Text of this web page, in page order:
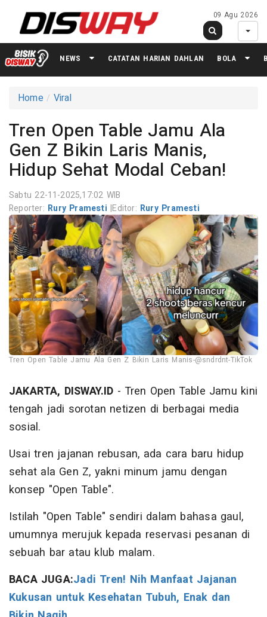
09 Agu 2026
NEWS CATATAN HARIAN DAHLAN BOLA
Home Viral
Tren Open Table Jamu Ala
Gen Z Bikin Laris Manis,
Hidup Sehat Modal Ceban!
Sabtu 22-11-2025,17:02 WIB
Reporter: Rury Pramesti|Editor: Rury Pramesti
Tren Open Table Jamu Ala Gen Z Bikin Laris Manis-@sndrdnt-TikTok
JAKARTA, DISWAY.ID - Tren Open Table Jamu kini
tengah jadi sorotan netizen di berbagai media
sosial.
Usai tren jajanan rebusan, ada cara baru hidup
sehat ala Gen Z, yakni minum jamu dengan
konsep "Open Table".
Istilah "Open Table" sendiri dalam bahasa gaul,
umumnya merujuk kepada reservasi pesanan di
sebuah bar atau klub malam.
BACA JUGA:Jadi Tren! Nih Manfaat Jajanan
Kukusan untuk Kesehatan Tubuh, Enak dan